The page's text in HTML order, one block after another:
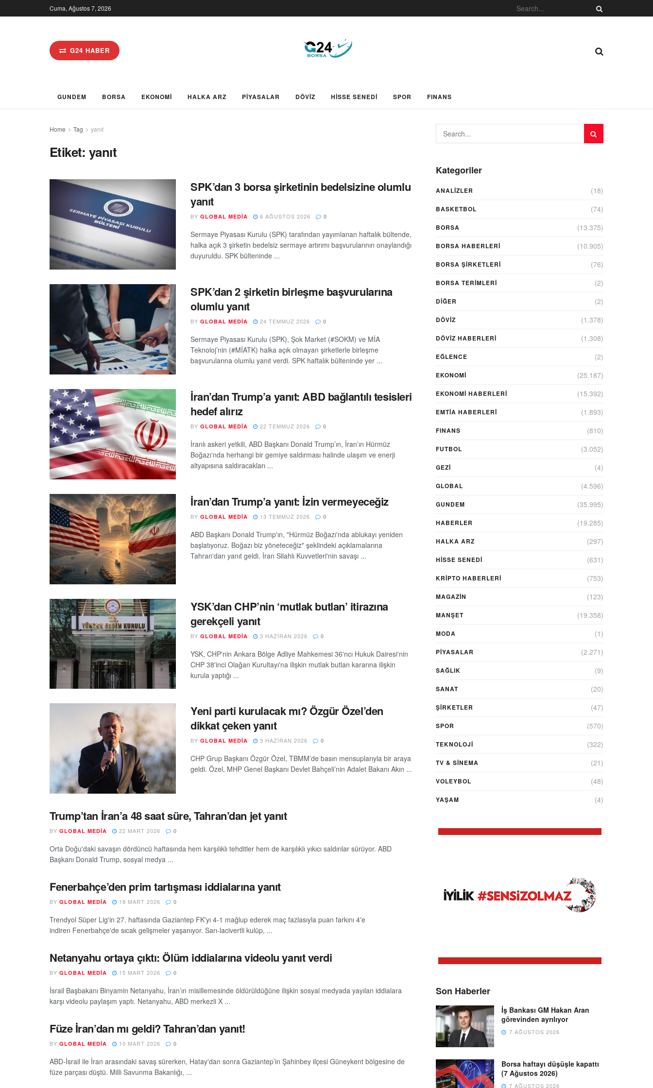
Cuma, Ağustos 7, 2026
G24 HABER
GUNDEM BORSA EKONOMİ HALKA ARZ PİYASALAR DÖVİZ HİSSE SENEDİ SPOR FINANS
Home Tag yanıt
Etiket: yanıt
SPK’dan 3 borsa şirketinin bedelsizine olumlu
yanıt
BY GLOBAL MEDIA 6 AĞUSTOS 2026 0
Sermaye Piyasası Kurulu (SPK) tarafından yayımlanan haftalık bültende,
halka açık 3 şirketin bedelsiz sermaye artırımı başvurularının onaylandığı
duyuruldu. SPK bülteninde ...
SPK’dan 2 şirketin birleşme başvurularına
olumlu yanıt
BY GLOBAL MEDIA 24 TEMMUZ 2026 0
Sermaye Piyasası Kurulu (SPK), Şok Market (#SOKM) ve MİA
Teknoloj’nin (#MİATK) halka açık olmayan şirketlerle birleşme
başvurularına olumlu yanıt verdi. SPK haftalık bülteninde yer ...
İran’dan Trump’a yanıt: ABD bağlantılı tesisleri
hedef alırız
BY GLOBAL MEDIA 22 TEMMUZ 2026 0
İranlı askeri yetkili, ABD Başkanı Donald Trump’ın, İran’ın Hürmüz
Boğazı'nda herhangi bir gemiye saldırması halinde ulaşım ve enerji
altyapısına saldıracakları ...
İran’dan Trump’a yanıt: İzin vermeyeceğiz
BY GLOBAL MEDIA 13 TEMMUZ 2026 0
ABD Başkanı Donald Trump'ın, "Hürmüz Boğazı'nda ablukayı yeniden
başlatıyoruz. Boğazı biz yöneteceğiz" şeklindeki açıklamalarına
Tahran'dan yanıt geldi. İran Silahlı Kuvvetleri'nin savaşı ...
YSK’dan CHP’nin ‘mutlak butlan’ itirazına
gerekçeli yanıt
BY GLOBAL MEDIA 3 HAZIRAN 2026 0
YSK, CHP'nin Ankara Bölge Adliye Mahkemesi 36'ncı Hukuk Dairesi'nin
CHP 38'inci Olağan Kurultayı'na ilişkin mutlak butlan kararına ilişkin
kurula yaptığı ...
Yeni parti kurulacak mı? Özgür Özel’den
dikkat çeken yanıt
BY GLOBAL MEDIA 3 HAZIRAN 2026 0
CHP Grup Başkanı Özgür Özel, TBMM’de basın mensuplarıyla bir araya
geldi. Özel, MHP Genel Başkanı Devlet Bahçeli’nin Adalet Bakanı Akın ...
Trump’tan İran’a 48 saat süre, Tahran’dan jet yanıt
BY GLOBAL MEDIA 22 MART 2026 0
Orta Doğu'daki savaşın dördüncü haftasında hem karşılıklı tehditler hem de karşılıklı yıkıcı saldırılar sürüyor. ABD
Başkanı Donald Trump, sosyal medya ...
Fenerbahçe’den prim tartışması iddialarına yanıt
BY GLOBAL MEDIA 18 MART 2026 0
Trendyol Süper Lig'in 27. haftasında Gaziantep FK'yı 4-1 mağlup ederek maç fazlasıyla puan farkını 4'e
indiren Fenerbahçe'de sıcak gelişmeler yaşanıyor. Sarı-lacivertli kulüp, ...
Netanyahu ortaya çıktı: Ölüm iddialarına videolu yanıt verdi
BY GLOBAL MEDIA 15 MART 2026 0
İsrail Başbakanı Binyamin Netanyahu, İran’ın misillemesinde öldürüldüğüne ilişkin sosyal medyada yayılan iddialara
karşı videolu paylaşım yaptı. Netanyahu, ABD merkezli X ...
Füze İran’dan mı geldi? Tahran’dan yanıt!
BY GLOBAL MEDIA 10 MART 2026 0
ABD-İsrail ile İran arasındaki savaş sürerken, Hatay'dan sonra Gaziantep’in Şahinbey ilçesi Güneykent bölgesine de
füze parçası düştü. Milli Savunma Bakanlığı, ...
Kategoriler
ANALIZLER (18)
BASKETBOL (74)
BORSA (13.375)
BORSA HABERLERI (10.905)
BORSA ŞIRKETLERI (76)
BORSA TERIMLERI (2)
DIĞER (2)
DÖVİZ (1.378)
DÖVIZ HABERLERI (1.308)
EĞLENCE (2)
EKONOMİ (25.187)
EKONOMI HABERLERI (15.392)
EMTIA HABERLERI (1.893)
FINANS (810)
FUTBOL (3.052)
GEZI (4)
GLOBAL (4.596)
GUNDEM (35.995)
HABERLER (19.285)
HALKA ARZ (297)
HİSSE SENEDİ (631)
KRIPTO HABERLERI (753)
MAGAZİN (123)
MANŞET (19.358)
MODA (1)
PİYASALAR (2.271)
SAĞLIK (9)
SANAT (20)
ŞIRKETLER (47)
SPOR (570)
TEKNOLOJİ (322)
TV & SINEMA (21)
VOLEYBOL (48)
YAŞAM (4)
Son Haberler
İş Bankası GM Hakan Aran
görevinden ayrılıyor
7 AĞUSTOS 2026
Borsa haftayı düşüşle kapattı
(7 Ağustos 2026)
7 AĞUSTOS 2026